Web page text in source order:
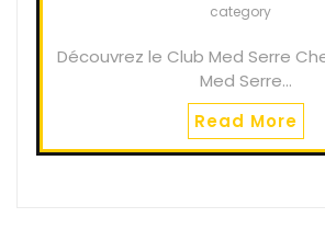
category
Découvrez le Club Med Serre
Med Serre…
Read More